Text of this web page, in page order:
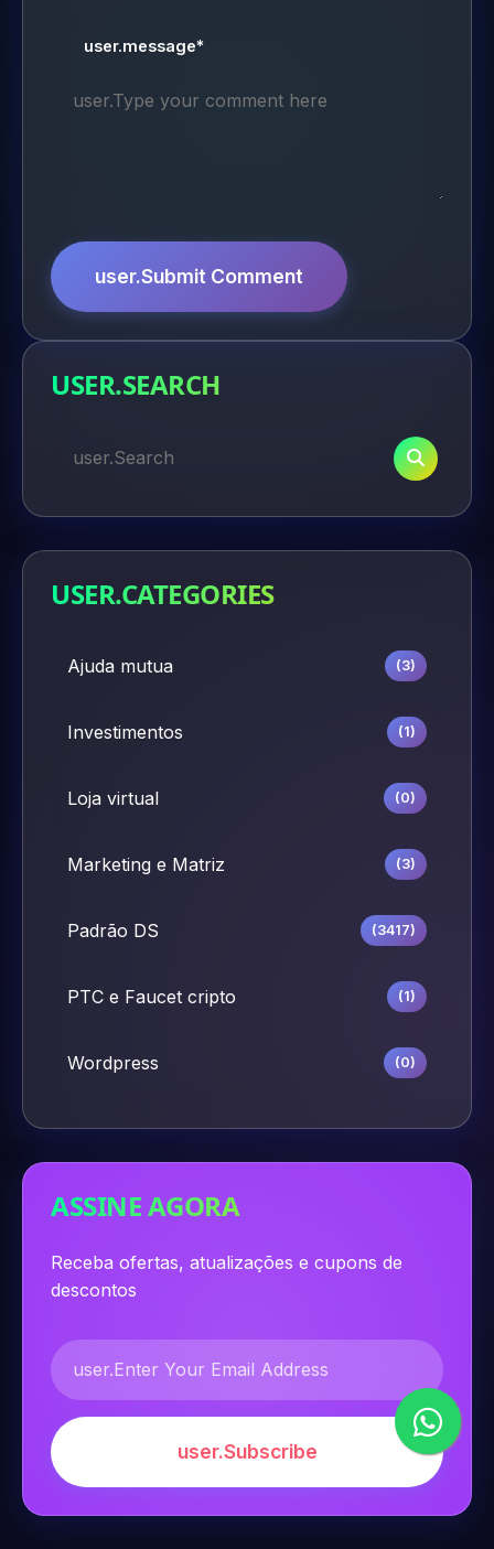
user.message*
user.Submit Comment
USER.SEARCH
USER.CATEGORIES
Ajuda mutua (3)
Investimentos (1)
Loja virtual (0)
Marketing e Matriz (3)
Padrão DS (3417)
PTC e Faucet cripto (1)
Wordpress (0)
ASSINE AGORA
Receba ofertas, atualizações e cupons de
descontos
user.Subscribe